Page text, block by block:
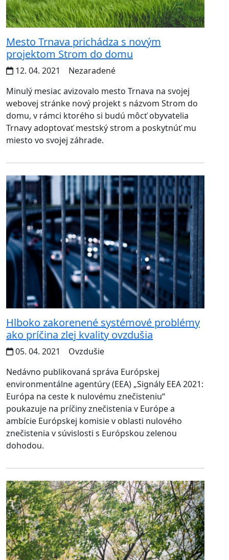
Mesto Trnava prichádza s novým
projektom Strom do domu
12. 04. 2021
Nezaradené
Minulý mesiac avizovalo mesto Trnava na svojej
webovej stránke nový projekt s názvom Strom do
domu, v rámci ktorého si budú môcť obyvatelia
Trnavy adoptovať mestský strom a poskytnúť mu
miesto vo svojej záhrade.
Hlboko zakorenené systémové problémy
ako príčina zlej kvality ovzdušia
05. 04. 2021
Ovzdušie
Nedávno publikovaná správa Európskej
environmentálne agentúry (EEA) „Signály EEA 2021:
Európa na ceste k nulovému znečisteniu“
poukazuje na príčiny znečistenia v Európe a
ambície Európskej komisie v oblasti nulového
znečistenia v súvislosti s Európskou zelenou
dohodou.